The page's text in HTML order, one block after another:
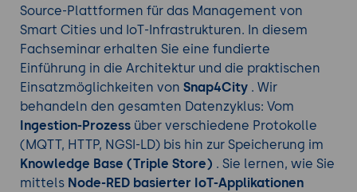
Source-Plattformen für das Management von
Smart Cities und IoT-Infrastrukturen. In diesem
Fachseminar erhalten Sie eine fundierte
Einführung in die Architektur und die praktischen
Einsatzmöglichkeiten von Snap4City. Wir
behandeln den gesamten Datenzyklus: Vom
Ingestion-Prozessüber verschiedene Protokolle
(MQTT, HTTP, NGSI-LD) bis hin zur Speicherung im
Knowledge Base (Triple Store) . Sie lernen, wie Sie
mittels Node-RED basierter IoT-Applikationen